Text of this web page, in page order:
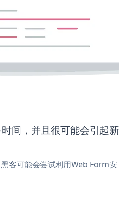
间，并且很可能会引起新
客可能会尝试利用Web Form安